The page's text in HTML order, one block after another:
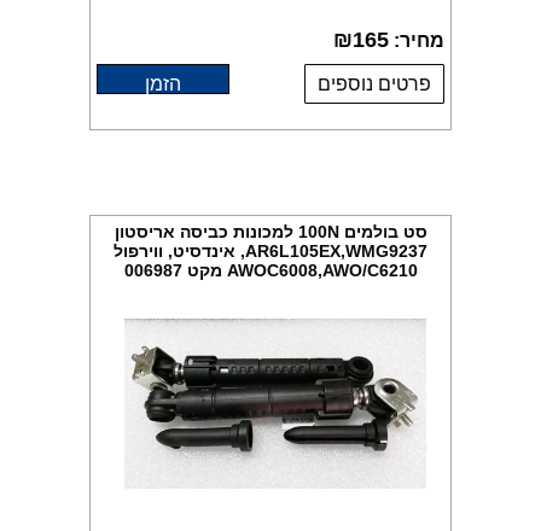
מחיר: ₪165
פרטים נוספים הזמן
סט בולמים 100N למכונות כביסה אריסטון
AR6L105EX,WMG9237, אינדסיט, ווירפול
AWOC6008,AWO/C6210 מקט 006987